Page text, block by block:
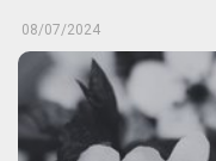
08/07/2024